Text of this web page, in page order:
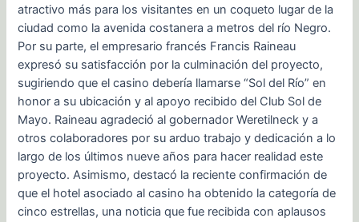
atractivo más para los visitantes en un coqueto lugar de la
ciudad como la avenida costanera a metros del río Negro.
Por su parte, el empresario francés Francis Raineau
expresó su satisfacción por la culminación del proyecto,
sugiriendo que el casino debería llamarse “Sol del Río” en
honor a su ubicación y al apoyo recibido del Club Sol de
Mayo. Raineau agradeció al gobernador Weretilneck y a
otros colaboradores por su arduo trabajo y dedicación a lo
largo de los últimos nueve años para hacer realidad este
proyecto. Asimismo, destacó la reciente confirmación de
que el hotel asociado al casino ha obtenido la categoría de
cinco estrellas, una noticia que fue recibida con aplausos